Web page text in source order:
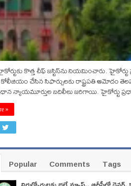
కొత్త చీఫ్ జస్టిస్‌ను నియమించారు.
కోలీజియం చేసిన సిఫార్సులకు రాష్ట్రపతి ఆమోదం
న్యాయమూర్తుల బదిలీలు జరిగాయి. హైకోర్టు
»
Popular Comments
Tags